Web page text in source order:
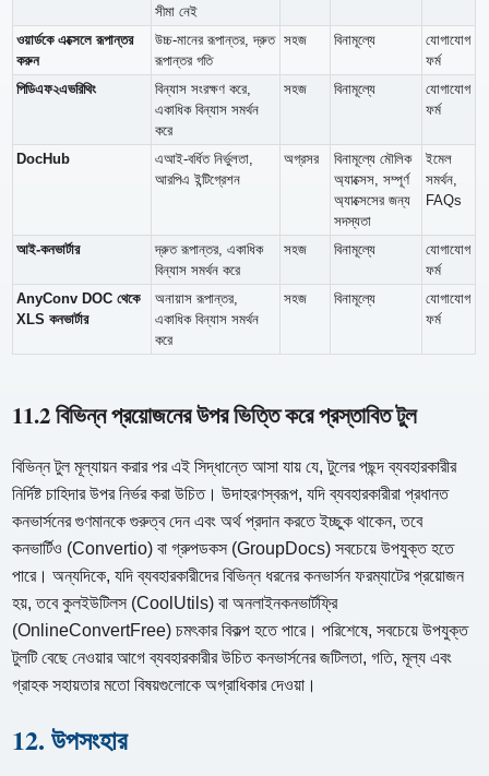
সীমা নেই
ওয়ার্ডকে এক্সেলে রূপান্তর
করুন
উচ্চ-মানের রূপান্তর, দ্রুত
রূপান্তর গতি
সহজ বিনামূল্যে
যোগাযোগ
ফর্ম
পিডিএফ২এভরিথিং
বিন্যাস সংরক্ষণ করে,
একাধিক বিন্যাস সমর্থন
করে
সহজ বিনামূল্যে
যোগাযোগ
ফর্ম
DocHub
এআই-বর্ধিত নির্ভুলতা,
আরপিএ ইন্টিগ্রেশন
অগ্রসর
বিনামূল্যে মৌলিক
অ্যাক্সেস, সম্পূর্ণ
অ্যাক্সেসের জন্য
সদস্যতা
ইমেল
সমর্থন,
FAQs
আই-কনভার্টার
দ্রুত রূপান্তর, একাধিক
বিন্যাস সমর্থন করে
সহজ বিনামূল্যে
যোগাযোগ
ফর্ম
AnyConv DOC থেকে
XLS কনভার্টার
অনায়াস রূপান্তর,
একাধিক বিন্যাস সমর্থন
করে
সহজ বিনামূল্যে
যোগাযোগ
ফর্ম
11.2 বিভিন্ন প্রয়োজনের উপর ভিত্তি করে প্রস্তাবিত টুল
বিভিন্ন টুল মূল্যায়ন করার পর এই সিদ্ধান্তে আসা যায় যে, টুলের পছন্দ ব্যবহারকারীর
নির্দিষ্ট চাহিদার উপর নির্ভর করা উচিত। উদাহরণস্বরূপ, যদি ব্যবহারকারীরা প্রধানত
কনভার্সনের গুণমানকে গুরুত্ব দেন এবং অর্থ প্রদান করতে ইচ্ছুক থাকেন, তবে
কনভার্টিও (Convertio) বা গ্রুপডকস (GroupDocs) সবচেয়ে উপযুক্ত হতে
পারে। অন্যদিকে, যদি ব্যবহারকারীদের বিভিন্ন ধরনের কনভার্সন ফরম্যাটের প্রয়োজন
হয়, তবে কুলইউটিলস (CoolUtils) বা অনলাইনকনভার্টফ্রি
(OnlineConvertFree) চমৎকার বিকল্প হতে পারে। পরিশেষে, সবচেয়ে উপযুক্ত
টুলটি বেছে নেওয়ার আগে ব্যবহারকারীর উচিত কনভার্সনের জটিলতা, গতি, মূল্য এবং
গ্রাহক সহায়তার মতো বিষয়গুলোকে অগ্রাধিকার দেওয়া।
12. উপসংহার